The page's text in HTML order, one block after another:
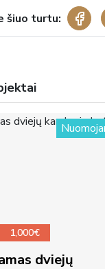
šiuo turtu:
1,000€
dviejų